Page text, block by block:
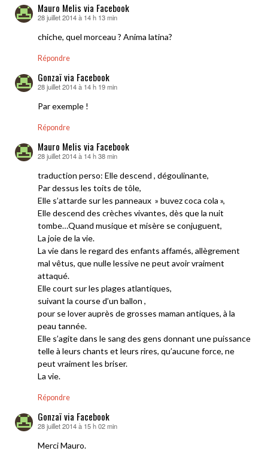
Mauro Melis via Facebook
dit :
28 juillet 2014 à 14 h 13 min
chiche, quel morceau ? Anima latina?
Répondre
Gonzaï via Facebook
dit :
28 juillet 2014 à 14 h 19 min
Par exemple !
Répondre
Mauro Melis via Facebook
dit :
28 juillet 2014 à 14 h 38 min
traduction perso: Elle descend , dégoulinante,
Par dessus les toits de tôle,
Elle s’attarde sur les panneaux » buvez coca cola »,
Elle descend des crèches vivantes, dès que la nuit
tombe…Quand musique et misère se conjuguent,
La joie de la vie.
La vie dans le regard des enfants affamés, allègrement
mal vêtus, que nulle lessive ne peut avoir vraiment
attaqué.
Elle court sur les plages atlantiques,
suivant la course d’un ballon ,
pour se lover auprès de grosses maman antiques, à la
peau tannée.
Elle s’agite dans le sang des gens donnant une puissance
telle à leurs chants et leurs rires, qu’aucune force, ne
peut vraiment les briser.
La vie.
Répondre
Gonzaï via Facebook
dit :
28 juillet 2014 à 15 h 02 min
Merci Mauro.